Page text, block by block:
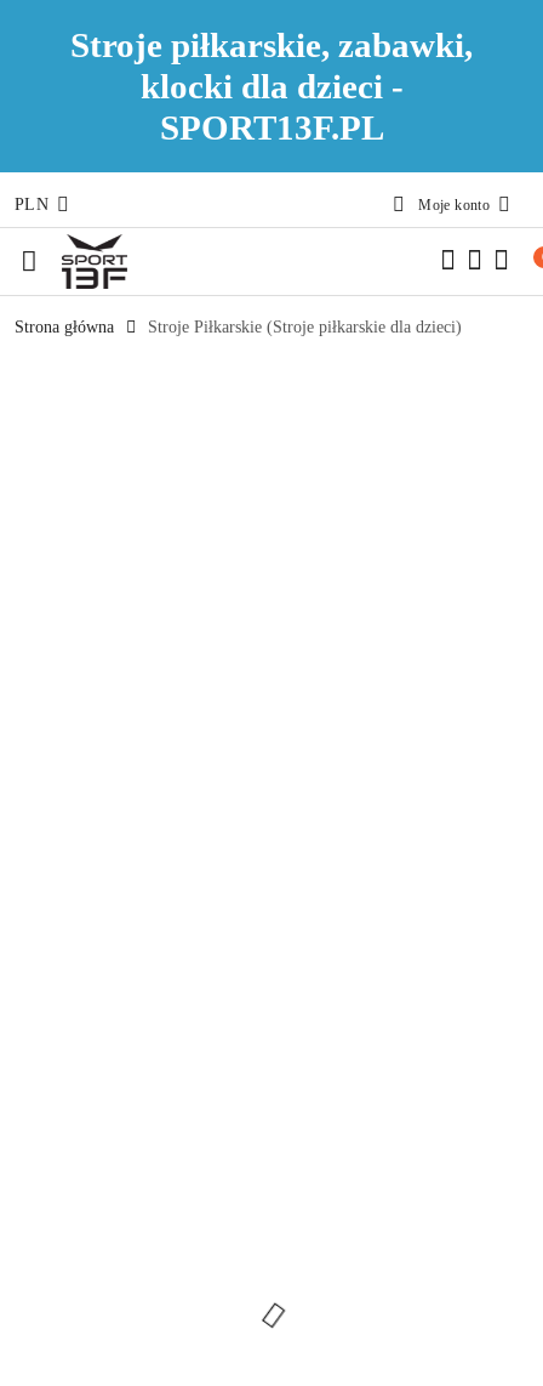
Stroje piłkarskie, zabawki,
klocki dla dzieci -
SPORT13F.PL
Przejdź do treści głównej
Przejdź do wyszukiwarki
Przejdź do moje konto
Przejdź do menu głównego
Przejdź do opisu produktu
Przejdź do stopki
PLN Moje konto
Strona główna Stroje Piłkarskie (Stroje piłkarskie dla dzieci)